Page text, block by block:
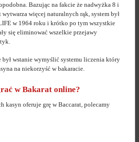
Bazując na fakcie że nadwyżka 8 i
więcej naturalnych rąk, system był
w 1964 roku i krótko po tym wszystkie
się eliminować wszelkie przejawy
wstanie wymyślić systemu liczenia który
na niekorzyść w bakaracie.
w Bakarat online?
kasyn oferuje grę w Baccarat, polecamy